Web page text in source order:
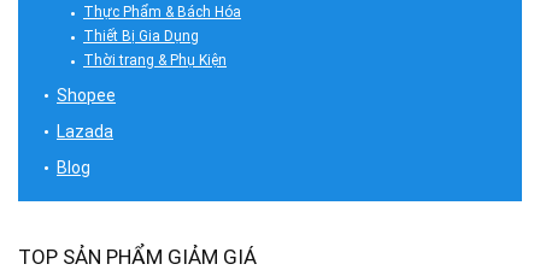
Thực Phẩm & Bách Hóa
Thiết Bị Gia Dụng
Thời trang & Phụ Kiện
Shopee
Lazada
Blog
TOP SẢN PHẨM GIẢM GIÁ